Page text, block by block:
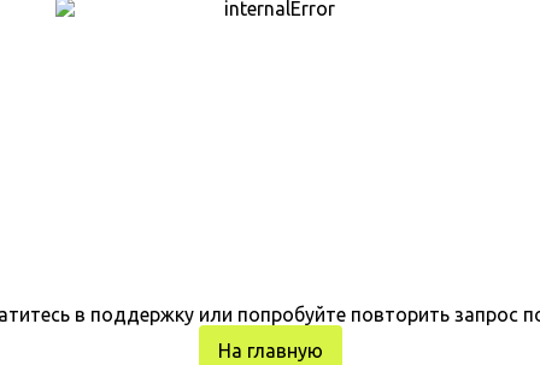
в поддержку или попробуйте повторить запрос
На главную